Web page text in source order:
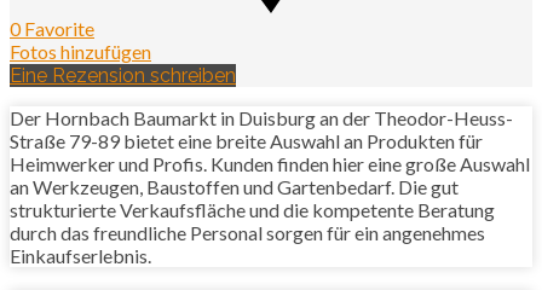
0 Favorite
Fotos hinzufügen
Eine Rezension schreiben
Der Hornbach Baumarkt in Duisburg an der Theodor-Heuss-
Straße 79-89 bietet eine breite Auswahl an Produkten für
Heimwerker und Profis. Kunden finden hier eine große Auswahl
an Werkzeugen, Baustoffen und Gartenbedarf. Die gut
strukturierte Verkaufsfläche und die kompetente Beratung
durch das freundliche Personal sorgen für ein angenehmes
Einkaufserlebnis.